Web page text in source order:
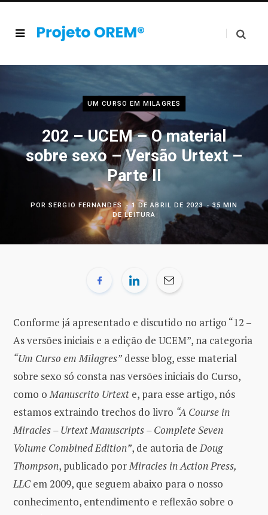
UM CURSO EM MILAGRES
202 – UCEM – O material
sobre sexo – Versão Urtext –
Parte II
PORSERGIO FERNANDES 1 DE ABRIL DE 2023
35 MIN
DE LEITURA
Conforme já apresentado e discutido no artigo “12 –
As versões iniciais e a edição de UCEM”, na categoria
“Um Curso em Milagres” desse blog, esse material
sobre sexo só consta nas versões iniciais do Curso,
como oManuscrito Urtext e, para esse artigo, nós
estamos extraindo trechos do livro “A Course in
Miracles – Urtext Manuscripts – Complete Seven
Volume Combined Edition”, de autoria deDoug
Thompson, publicado porMiracles in Action Press,
LLCem 2009, que seguem abaixo para o nosso
conhecimento, entendimento e reflexão sobre o